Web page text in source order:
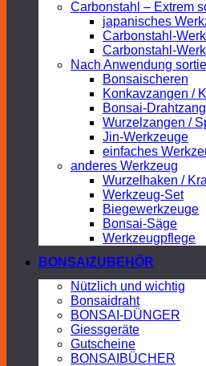
Carbonstahl – Extrem
japanisches
Carbonstahl-
Carbonstahl-
Nach Anwendung
Bonsaischeren
Konkavzangen /
Bonsai-
Wurzelzangen /
Jin-Werkzeuge
einfaches
anderes Werkzeug
Wurzelhaken /
Werkzeug-Set
Biegewerkzeuge
Bonsai-Säge
Werkzeugpflege
BONSAIZUBEHÖR
Nützlich und wichtig
Bonsaidraht
BONSAI-DÜNGER
Giessgeräte
Gutscheine
BONSAIBÜCHER